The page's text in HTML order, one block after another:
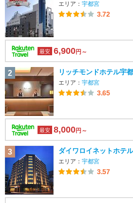
エリア： 宇都宮
3.72
最安 6,900円～
2 リッチモンドホテル宇
エリア： 宇都宮
3.65
最安 8,000円～
3 ダイワロイネットホテ
エリア： 宇都宮
3.57